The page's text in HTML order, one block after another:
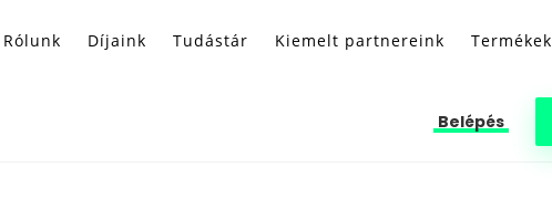
Rólunk Díjaink Tudástár Kiemelt partnereink Termékek
Belépés